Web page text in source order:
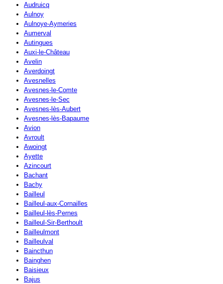
Audruicq
Aulnoy
Aulnoye-Aymeries
Aumerval
Autingues
Auxi-le-Château
Avelin
Averdoingt
Avesnelles
Avesnes-le-Comte
Avesnes-le-Sec
Avesnes-lès-Aubert
Avesnes-lès-Bapaume
Avion
Avroult
Awoingt
Ayette
Azincourt
Bachant
Bachy
Bailleul
Bailleul-aux-Cornailles
Bailleul-lès-Pernes
Bailleul-Sir-Berthoult
Bailleulmont
Bailleulval
Baincthun
Bainghen
Baisieux
Bajus